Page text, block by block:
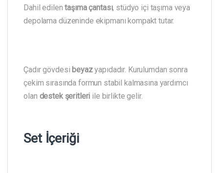
Dahil edilentaşıma çantası, stüdyo içi taşıma veya
depolama düzeninde ekipmanı kompakt tutar.
Çadır gövdesi beyazyapıdadır. Kurulumdan sonra
çekim sırasında formun stabil kalmasına yardımcı
olan destek şeritleri ile birlikte gelir.
Set İçeriği